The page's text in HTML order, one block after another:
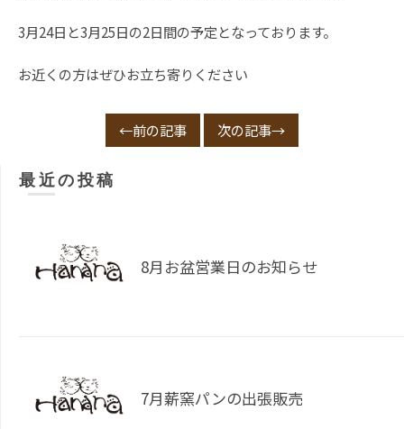
3月24日と3月25日の2日間の予定となっております。
お近くの方はぜひお立ち寄りください
←前の記事 次の記事→
最近の投稿
8月お盆営業日のお知らせ
7月薪窯パンの出張販売